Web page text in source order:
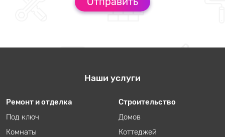
Наши услуги
Ремонт и отделка
Под ключ
Комнаты
Строительство
Домов
Коттеджей